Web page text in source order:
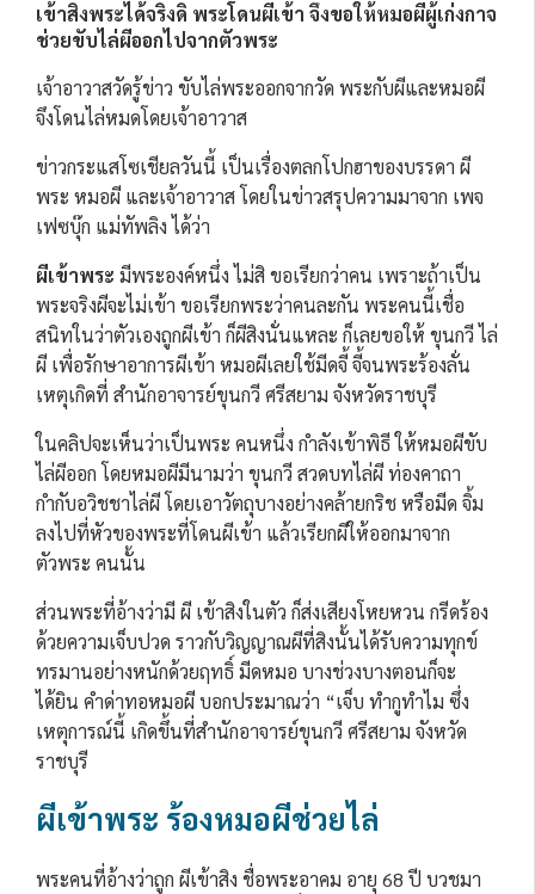
เข้าสิงพระได้จริงดิ พระโดนผีเข้า จึงขอให้หมอผีผู้เก่งกาจ
ช่วยขับไล่ผีออกไปจากตัวพระ
เจ้าอาวาสวัดรู้ข่าว ขับไล่พระออกจากวัด พระกับผีและหมอผี
จึงโดนไล่หมดโดยเจ้าอาวาส
ข่าวกระแสโซเชียลวันนี้ เป็นเรื่องตลกโปกฮาของบรรดา ผี
พระ หมอผี และเจ้าอาวาส โดยในข่าวสรุปความมาจาก เพจ
เฟซบุ๊ก แม่ทัพลิง ได้ว่า
ผีเข้าพระ มีพระองค์หนึ่ง ไม่สิ ขอเรียกว่าคน เพราะถ้าเป็น
พระจริงผีจะไม่เข้า ขอเรียกพระว่าคนละกัน พระคนนี้เชื่อ
สนิทในว่าตัวเองถูกผีเข้า ก็ผีสิงนั่นแหละ ก็เลยขอให้ ขุนกวี ไล่
ผี เพื่อรักษาอาการผีเข้า หมอผีเลยใช้มีดจี้ จี้จนพระร้องลั่น
เหตุเกิดที่ สำนักอาจารย์ขุนกวี ศรีสยาม จังหวัดราชบุรี
ในคลิปจะเห็นว่าเป็นพระ คนหนึ่ง กำลังเข้าพิธี ให้หมอผีขับ
ไล่ผีออก โดยหมอผีมีนามว่า ขุนกวี สวดบทไล่ผี ท่องคาถา
กำกับอวิชชาไล่ผี โดยเอาวัตถุบางอย่างคล้ายกริช หรือมีด จิ้ม
ลงไปที่หัวของพระที่โดนผีเข้า แล้วเรียกผีให้ออกมาจาก
ตัวพระ คนนั้น
ส่วนพระที่อ้างว่ามี ผี เข้าสิงในตัว ก็ส่งเสียงโหยหวน กรีดร้อง
ด้วยความเจ็บปวด ราวกับวิญญาณผีที่สิงนั้นได้รับความทุกข์
ทรมานอย่างหนักด้วยฤทธิ์ มีดหมอ บางช่วงบางตอนก็จะ
ได้ยิน คำด่าทอหมอผี บอกประมาณว่า “เจ็บ ทำกูทำไม ซึ่ง
เหตุการณ์นี้ เกิดขึ้นที่สำนักอาจารย์ขุนกวี ศรีสยาม จังหวัด
ราชบุรี
ผีเข้าพระ ร้องหมอผีช่วยไล่
พระคนที่อ้างว่าถูก ผีเข้าสิง ชื่อพระอาคม อายุ 68 ปี บวชมา